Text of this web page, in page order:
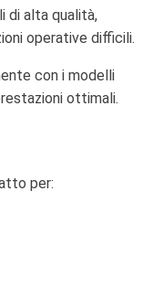
di alta qualità,
operative difficili.
con i modelli
ottimali.
per: